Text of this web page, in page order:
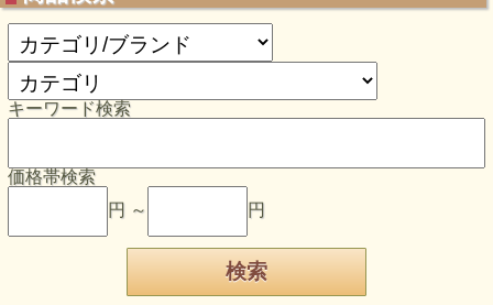
キーワード検索
価格帯検索
円 ～
円